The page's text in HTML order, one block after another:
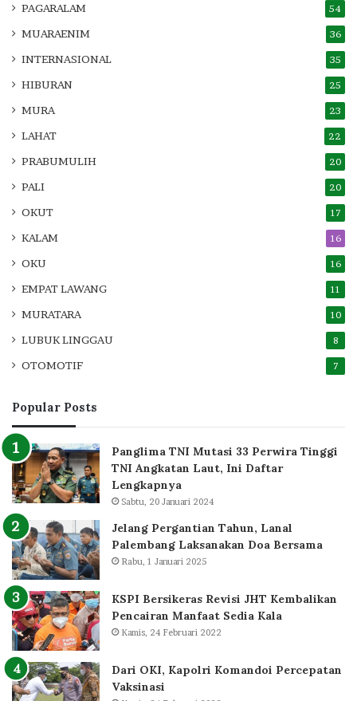
PAGARALAM 54
MUARAENIM 36
INTERNASIONAL 35
HIBURAN 25
MURA 23
LAHAT 22
PRABUMULIH 20
PALI 20
OKUT 17
KALAM 16
OKU 16
EMPAT LAWANG 11
MURATARA 10
LUBUK LINGGAU 8
OTOMOTIF 7
Popular Posts
Panglima TNI Mutasi 33 Perwira Tinggi
TNI Angkatan Laut, Ini Daftar
Lengkapnya
Sabtu, 20 Januari 2024
Jelang Pergantian Tahun, Lanal
Palembang Laksanakan Doa Bersama
Rabu, 1 Januari 2025
KSPI Bersikeras Revisi JHT Kembalikan
Pencairan Manfaat Sedia Kala
Kamis, 24 Februari 2022
Dari OKI, Kapolri Komandoi Percepatan
Vaksinasi